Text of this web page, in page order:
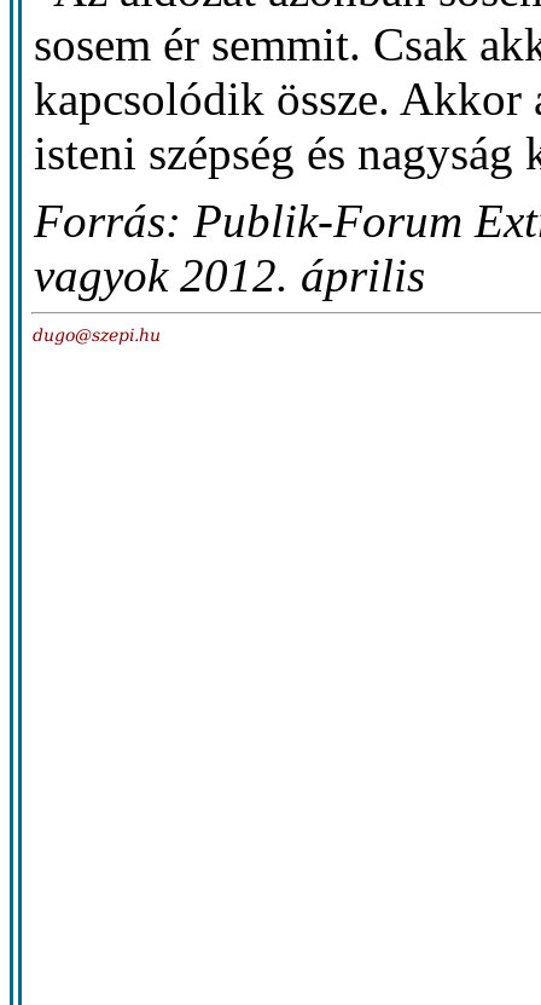
sosem ér semmit. Csak
kapcsolódik össze. Akkor
isteni szépség és nagyság
Forrás: Publik-Forum
vagyok 2012. április